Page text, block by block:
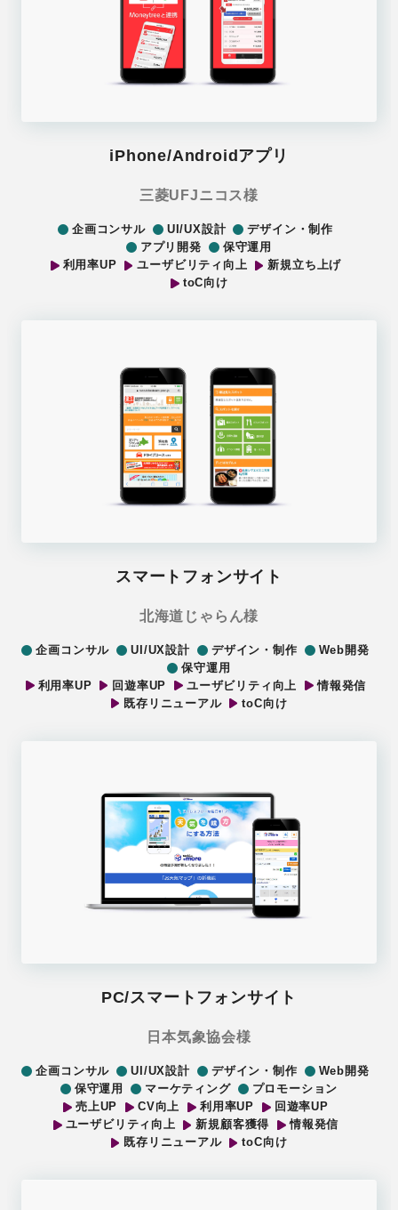
iPhone/Androidアプリ
三菱UFJニコス様
企画コンサル UI/UX設計
デザイン・制作
アプリ開発
保守運用
利用率UP
ユーザビリティ向上
新規立ち上げ
toC向け
スマートフォンサイト
北海道じゃらん様
企画コンサル UI/UX設計 デザイン・制作
Web開発
保守運用
利用率UP
回遊率UP ユーザビリティ向上
情報発信
既存リニューアル
toC向け
PC/スマートフォンサイト
日本気象協会様
企画コンサル UI/UX設計 デザイン・制作
Web開発
保守運用
マーケティング
プロモーション
売上UP
CV向上 利用率UP
回遊率UP
ユーザビリティ向上
新規顧客獲得
情報発信
既存リニューアル
toC向け